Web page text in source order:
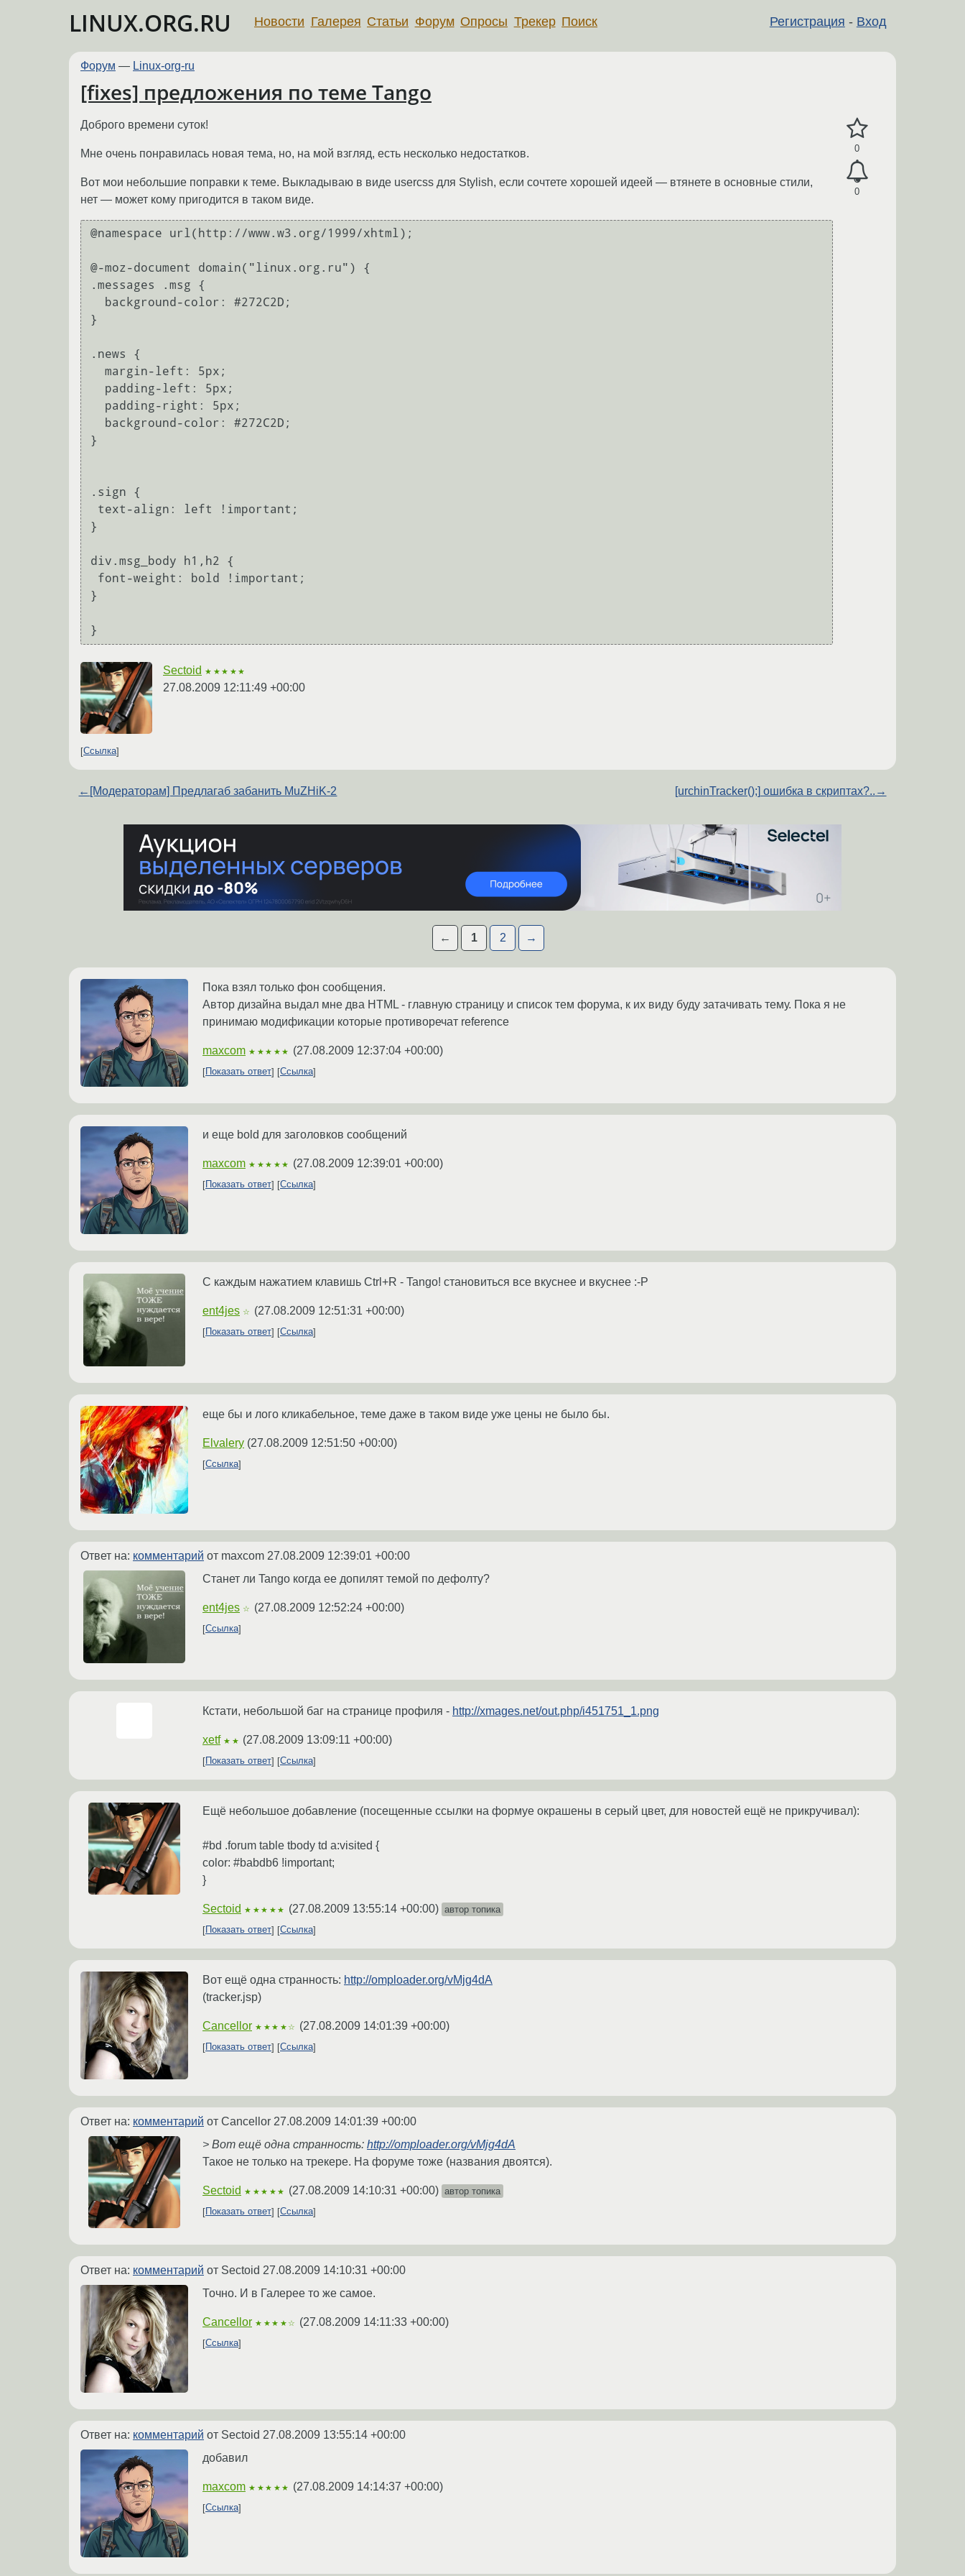
LINUX.ORG.RU Регистрация - Вход
Новости Галерея Статьи Форум Опросы Трекер Поиск
Форум — Linux-org-ru
[fixes] предложения по теме Tango
0
0
Доброго времени суток!
Мне очень понравилась новая тема, но, на мой взгляд, есть несколько недостатков.
Вот мои небольшие поправки к теме. Выкладываю в виде usercss для Stylish, если сочтете хорошей идеей — втянете в основные стили,
нет — может кому пригодится в таком виде.
@namespace url(http://www.w3.org/1999/xhtml);
@-moz-document domain("linux.org.ru") {
.messages .msg {
}
.news {
}
.sign {
}
div.msg_body h1,h2 {
}
}
Sectoid ★★★★★
27.08.2009 12:11:49 +00:00
Ссылка
← [Модераторам] Предлагаб забанить MuZHiK-2 [urchinTracker();] ошибка в скриптах?.. →
← 1 2 →
Пока взял только фон сообщения.
Автор дизайна выдал мне два HTML - главную страницу и список тем форума, к их виду буду затачивать тему. Пока я не
принимаю модификации которые противоречат reference
maxcom ★★★★★ (27.08.2009 12:37:04 +00:00)
Показать ответ Ссылка
и еще bold для заголовков сообщений
maxcom ★★★★★ (27.08.2009 12:39:01 +00:00)
Показать ответ Ссылка
С каждым нажатием клавишь Ctrl+R - Tango! становиться все вкуснее и вкуснее :-P
ent4jes ☆ (27.08.2009 12:51:31 +00:00)
Показать ответ Ссылка
еще бы и лого кликабельное, теме даже в таком виде уже цены не было бы.
Elvalery (27.08.2009 12:51:50 +00:00)
Ссылка
Ответ на: комментарий от maxcom 27.08.2009 12:39:01 +00:00
Станет ли Tango когда ее допилят темой по дефолту?
ent4jes ☆ (27.08.2009 12:52:24 +00:00)
Ссылка
Кстати, небольшой баг на странице профиля - http://xmages.net/out.php/i451751_1.png
xetf ★★ (27.08.2009 13:09:11 +00:00)
Показать ответ Ссылка
Ещё небольшое добавление (посещенные ссылки на формуе окрашены в серый цвет, для новостей ещё не прикручивал):
#bd .forum table tbody td a:visited {
color: #babdb6 !important;
}
Sectoid ★★★★★ (27.08.2009 13:55:14 +00:00) автор топика
Показать ответ
Ссылка
Вот ещё одна странность: http://omploader.org/vMjg4dA
(tracker.jsp)
Cancellor ★★★★☆ (27.08.2009 14:01:39 +00:00)
Показать ответ Ссылка
Ответ на: комментарий от Cancellor 27.08.2009 14:01:39 +00:00
> Вот ещё одна странность: http://omploader.org/vMjg4dA
Такое не только на трекере. На форуме тоже (названия двоятся).
Sectoid ★★★★★ (27.08.2009 14:10:31 +00:00) автор топика
Показать ответ
Ссылка
Ответ на: комментарий от Sectoid 27.08.2009 14:10:31 +00:00
Точно. И в Галерее то же самое.
Cancellor ★★★★☆ (27.08.2009 14:11:33 +00:00)
Ссылка
Ответ на: комментарий от Sectoid 27.08.2009 13:55:14 +00:00
добавил
maxcom ★★★★★ (27.08.2009 14:14:37 +00:00)
Ссылка